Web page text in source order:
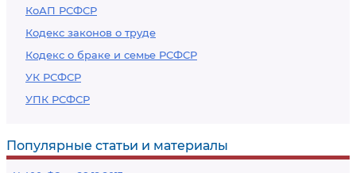
КоАП РСФСР
Кодекс законов о труде
Кодекс о браке и семье РСФСР
УК РСФСР
УПК РСФСР
Популярные статьи и материалы